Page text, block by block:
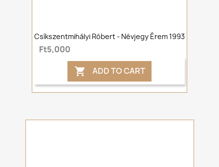
Csíkszentmihályi Róbert - Névjegy Érem 1993
Ft5,000
 ADD TO CART